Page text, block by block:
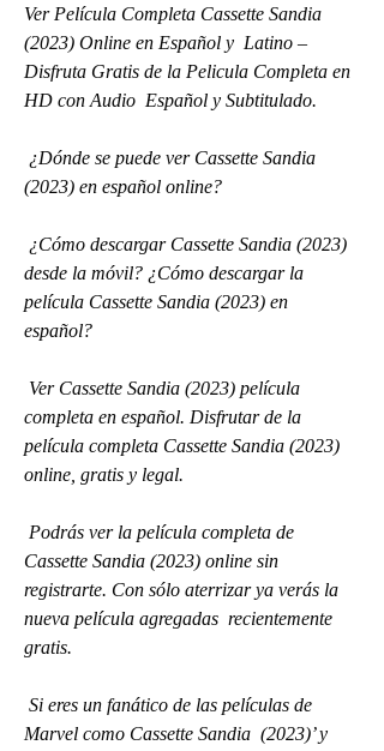
Ver Película Completa Cassette Sandia
(2023) Online en Español y  Latino –
Disfruta Gratis de la Pelicula Completa en
HD con Audio  Español y Subtitulado.
(2023) en español online?
desde la móvil? ¿Cómo descargar la
película Cassette Sandia (2023) en
español?
completa en español. Disfrutar de la
película completa Cassette Sandia (2023)
online, gratis y legal.
Cassette Sandia (2023) online sin
registrarte. Con sólo aterrizar ya verás la
nueva película agregadas  recientemente
gratis.
Marvel como Cassette Sandia  (2023)’ y